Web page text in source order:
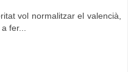
vol normalitzar el valencià,
fer...